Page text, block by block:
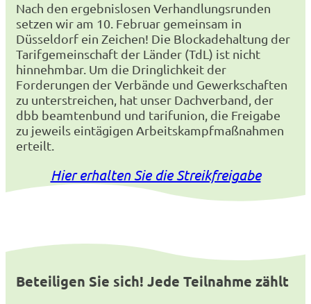
Nach den ergebnislosen Verhandlungsrunden
setzen wir am 10. Februar gemeinsam in
Düsseldorf ein Zeichen! Die Blockadehaltung der
Tarifgemeinschaft der Länder (TdL) ist nicht
hinnehmbar. Um die Dringlichkeit der
Forderungen der Verbände und Gewerkschaften
zu unterstreichen, hat unser Dachverband, der
dbb beamtenbund und tarifunion, die Freigabe
zu jeweils eintägigen Arbeitskampfmaßnahmen
erteilt.
Hier erhalten Sie die Streikfreigabe
Beteiligen Sie sich! Jede Teilnahme zählt